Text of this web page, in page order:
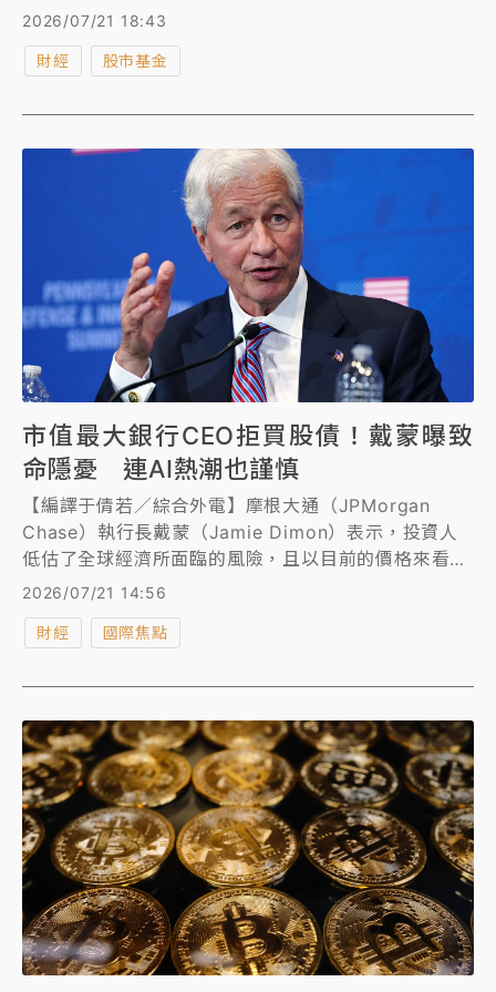
2026/07/21 18:43
財經 股市基金
市值最大銀行CEO拒買股債！戴蒙曝致
命隱憂 連AI熱潮也謹慎
【編譯于倩若／綜合外電】摩根大通（JPMorgan
Chase）執行長戴蒙（Jamie Dimon）表示，投資人
低估了全球經濟所面臨的風險，且以目前的價格來看，
他不會買進股票或長天期美國公債。
2026/07/21 14:56
財經 國際焦點